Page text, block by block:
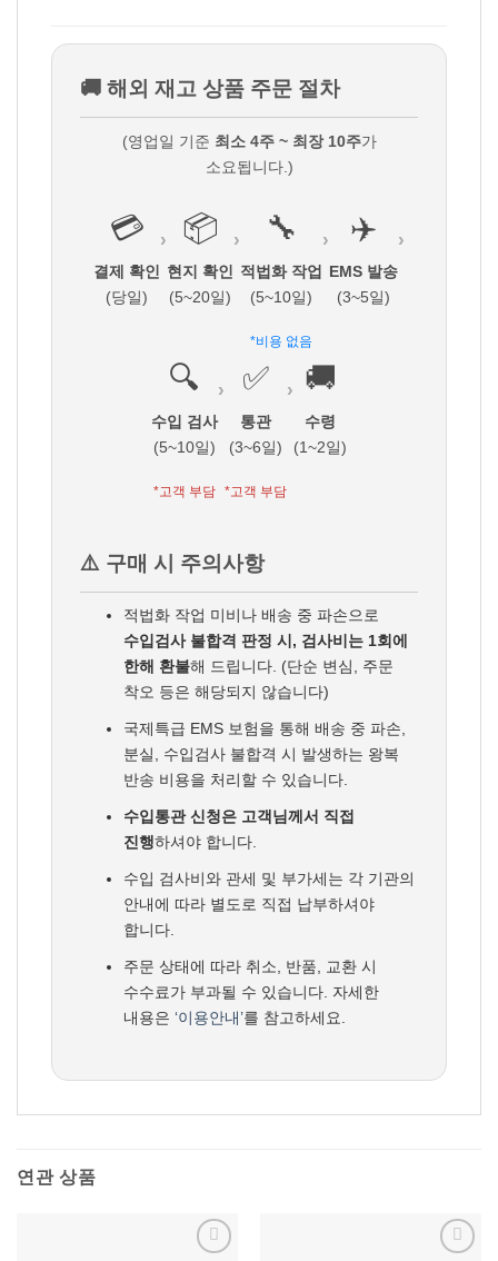
🚚 해외 재고 상품 주문 절차
(영업일 기준 최소 4주 ~ 최장 10주가
소요됩니다.)
💳
결제 확인
(당일)
› 📦
현지 확인
(5~20일)
› 🔧
적법화 작업
(5~10일)
*비용 없음
› ✈️
EMS 발송
(3~5일)
›
🔍
수입 검사
(5~10일)
*고객 부담
› ✅
통관
(3~6일)
*고객 부담
› 🚚
수령
(1~2일)
⚠️ 구매 시 주의사항
적법화 작업 미비나 배송 중 파손으로
수입검사 불합격 판정 시, 검사비는 1회에
한해 환불해 드립니다. (단순 변심, 주문
착오 등은 해당되지 않습니다)
국제특급 EMS 보험을 통해 배송 중 파손,
분실, 수입검사 불합격 시 발생하는 왕복
반송 비용을 처리할 수 있습니다.
수입통관 신청은 고객님께서 직접
진행하셔야 합니다.
수입 검사비와 관세 및 부가세는 각 기관의
안내에 따라 별도로 직접 납부하셔야
합니다.
주문 상태에 따라 취소, 반품, 교환 시
수수료가 부과될 수 있습니다. 자세한
내용은 ‘이용안내’를 참고하세요.
연관 상품